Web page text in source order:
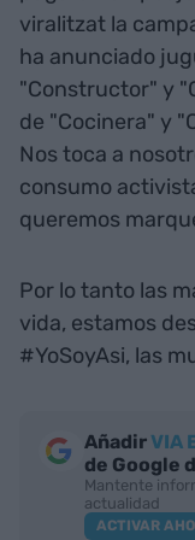
viralitzat la
ha anunciado
"Constructor" y
de "Cocinera" y
Nos toca a
consumo
queremos
Por lo tanto las
vida, estamos
#YoSoyAsi, las
AñadirVIA
de Google
Mantente
actualidad
ACTIVAR